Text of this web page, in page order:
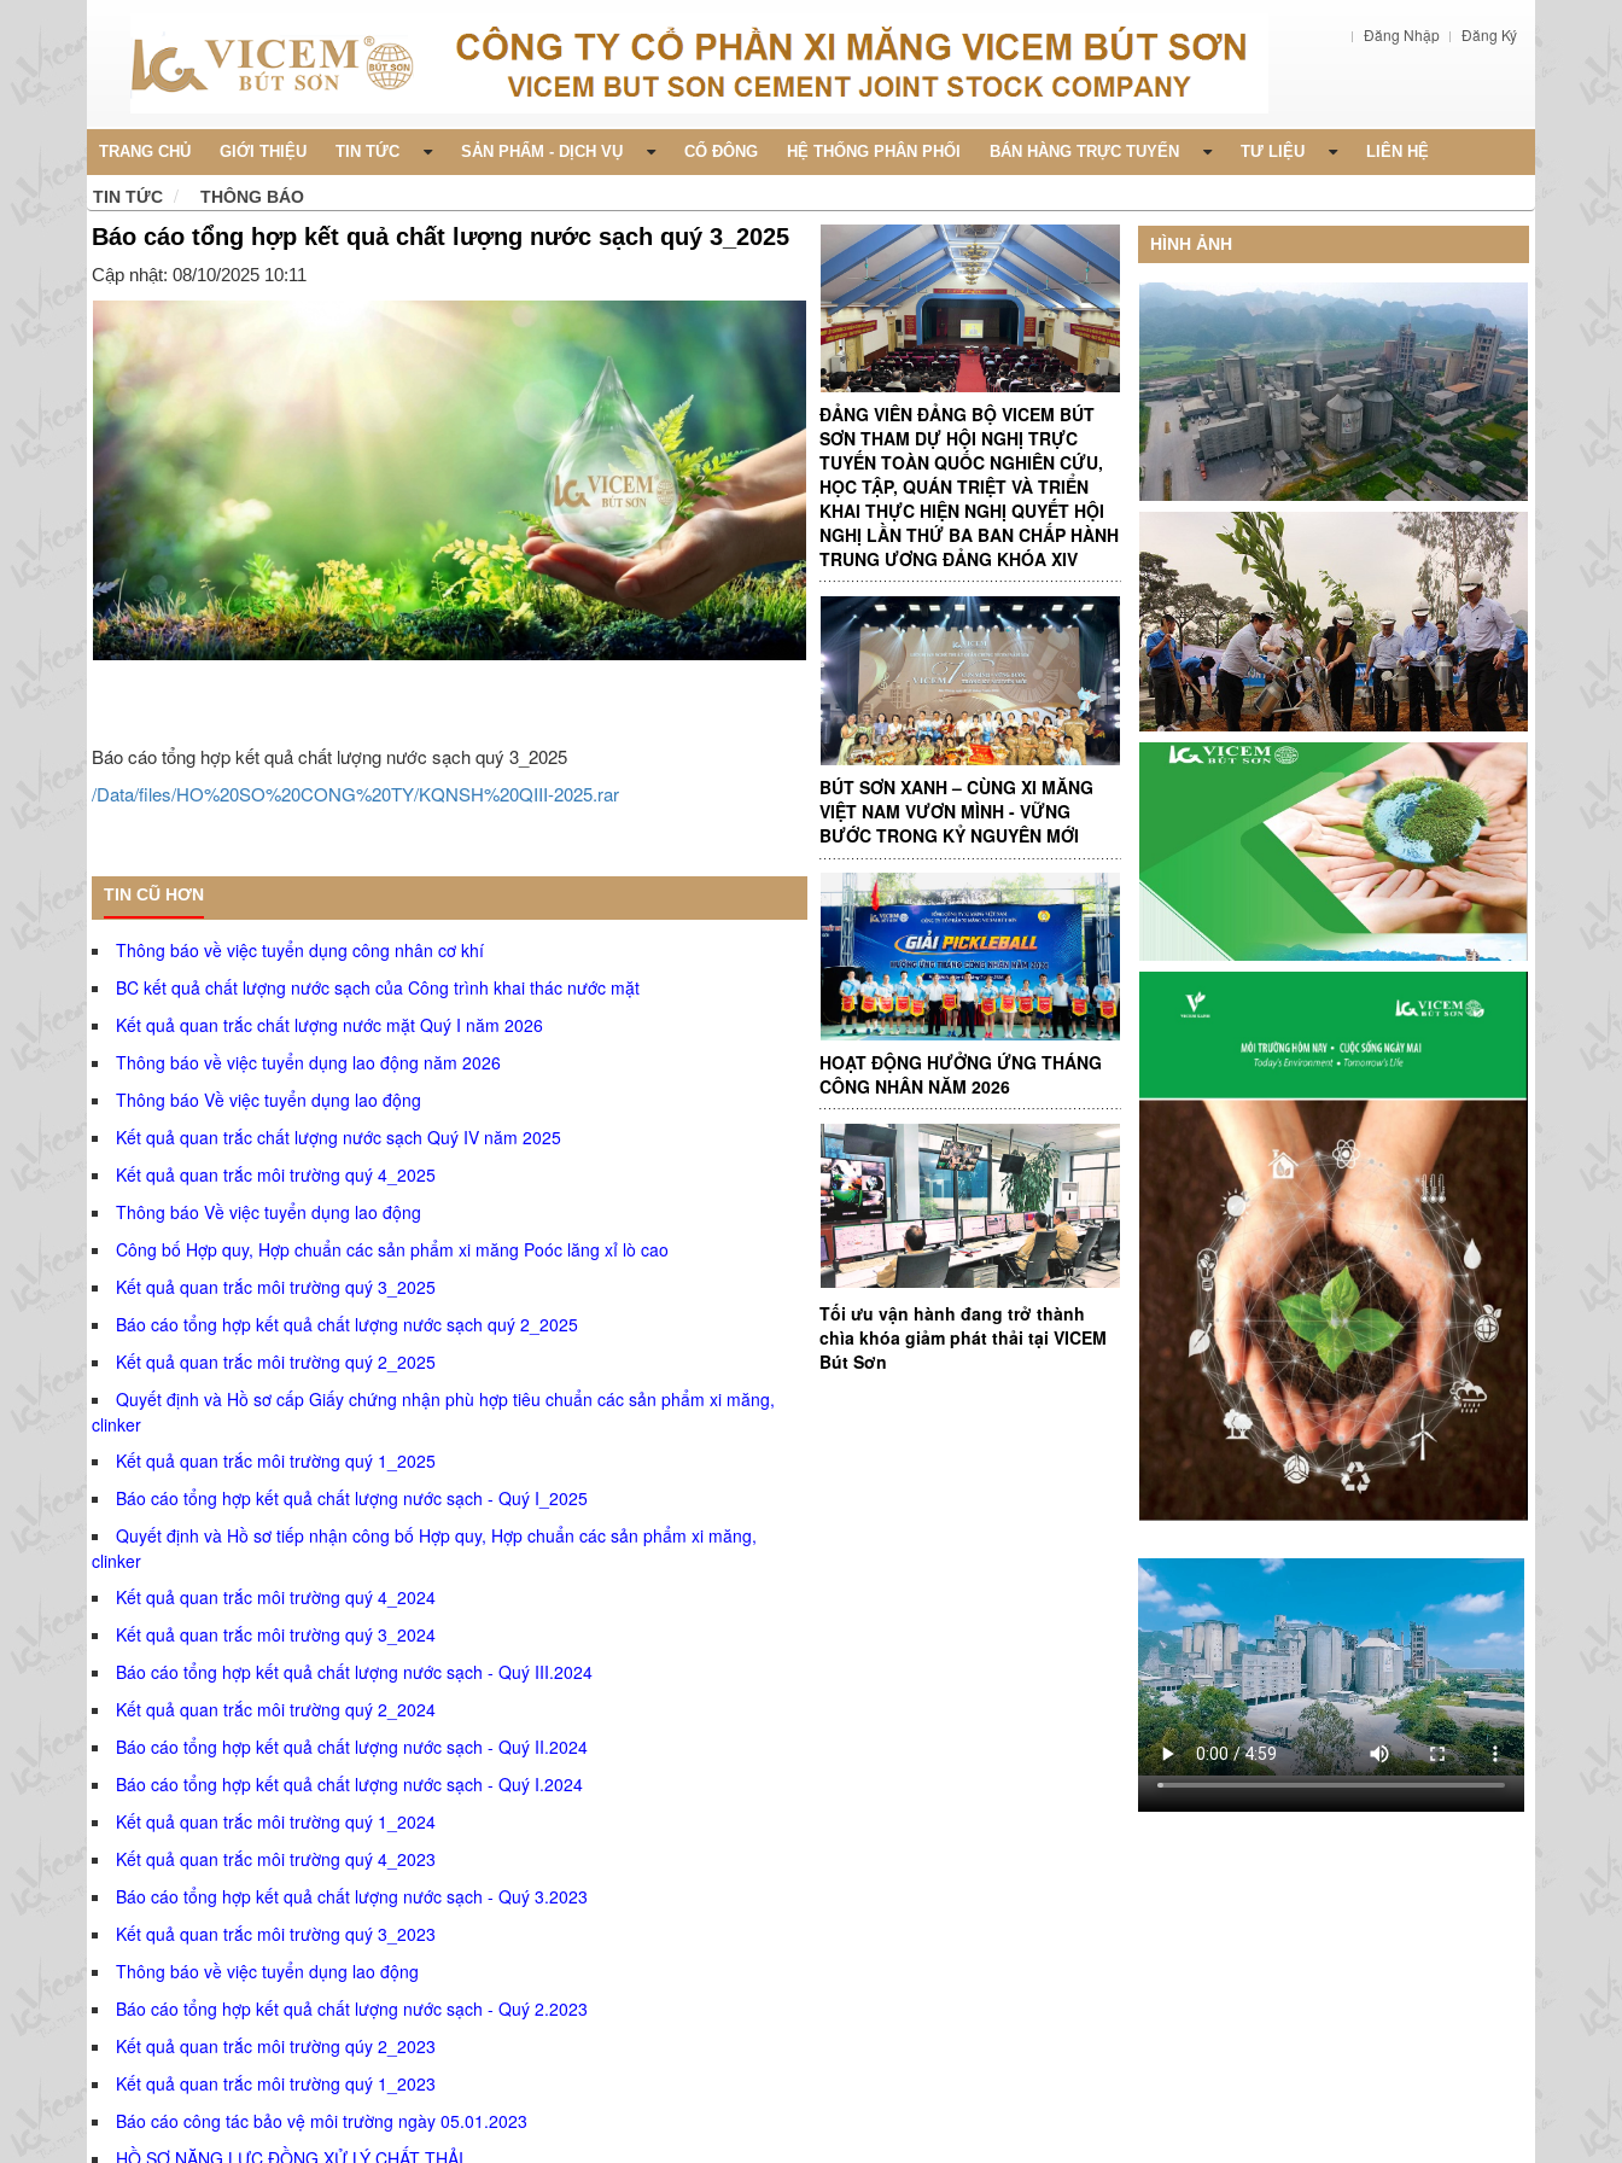
Đăng Nhập Đăng Ký
TRANG CHỦ GIỚI THIỆU TIN TỨC SẢN PHẨM - DỊCH VỤ CỔ ĐÔNG HỆ THỐNG PHÂN PHỐI BÁN HÀNG TRỰC TUYẾN TƯ LIỆU LIÊN HỆ
TIN TỨC THÔNG BÁO
Báo cáo tổng hợp kết quả chất lượng nước sạch quý 3_2025
Cập nhật: 08/10/2025 10:11
Báo cáo tổng hợp kết quả chất lượng nước sạch quý 3_2025
/Data/files/HO%20SO%20CONG%20TY/KQNSH%20QIII-2025.rar
TIN CŨ HƠN
Thông báo về việc tuyển dụng công nhân cơ khí
BC kết quả chất lượng nước sạch của Công trình khai thác nước mặt
Kết quả quan trắc chất lượng nước mặt Quý I năm 2026
Thông báo về việc tuyển dụng lao động năm 2026
Thông báo Về việc tuyển dụng lao động
Kết quả quan trắc chất lượng nước sạch Quý IV năm 2025
Kết quả quan trắc môi trường quý 4_2025
Thông báo Về việc tuyển dụng lao động
Công bố Hợp quy, Hợp chuẩn các sản phẩm xi măng Poóc lăng xỉ lò cao
Kết quả quan trắc môi trường quý 3_2025
Báo cáo tổng hợp kết quả chất lượng nước sạch quý 2_2025
Kết quả quan trắc môi trường quý 2_2025
Quyết định và Hồ sơ cấp Giấy chứng nhận phù hợp tiêu chuẩn các sản phẩm xi măng,
clinker
Kết quả quan trắc môi trường quý 1_2025
Báo cáo tổng hợp kết quả chất lượng nước sạch - Quý I_2025
Quyết định và Hồ sơ tiếp nhận công bố Hợp quy, Hợp chuẩn các sản phẩm xi măng,
clinker
Kết quả quan trắc môi trường quý 4_2024
Kết quả quan trắc môi trường quý 3_2024
Báo cáo tổng hợp kết quả chất lượng nước sạch - Quý III.2024
Kết quả quan trắc môi trường quý 2_2024
Báo cáo tổng hợp kết quả chất lượng nước sạch - Quý II.2024
Báo cáo tổng hợp kết quả chất lượng nước sạch - Quý I.2024
Kết quả quan trắc môi trường quý 1_2024
Kết quả quan trắc môi trường quý 4_2023
Báo cáo tổng hợp kết quả chất lượng nước sạch - Quý 3.2023
Kết quả quan trắc môi trường quý 3_2023
Thông báo về việc tuyển dụng lao động
Báo cáo tổng hợp kết quả chất lượng nước sạch - Quý 2.2023
Kết quả quan trắc môi trường qúy 2_2023
Kết quả quan trắc môi trường quý 1_2023
Báo cáo công tác bảo vệ môi trường ngày 05.01.2023
HỒ SƠ NĂNG LỰC ĐỒNG XỬ LÝ CHẤT THẢI
ĐẢNG VIÊN ĐẢNG BỘ VICEM BÚT
SƠN THAM DỰ HỘI NGHỊ TRỰC
TUYẾN TOÀN QUỐC NGHIÊN CỨU,
HỌC TẬP, QUÁN TRIỆT VÀ TRIỂN
KHAI THỰC HIỆN NGHỊ QUYẾT HỘI
NGHỊ LẦN THỨ BA BAN CHẤP HÀNH
TRUNG ƯƠNG ĐẢNG KHÓA XIV
BÚT SƠN XANH – CÙNG XI MĂNG
VIỆT NAM VƯƠN MÌNH - VỮNG
BƯỚC TRONG KỶ NGUYÊN MỚI
HOẠT ĐỘNG HƯỞNG ỨNG THÁNG
CÔNG NHÂN NĂM 2026
Tối ưu vận hành đang trở thành
chìa khóa giảm phát thải tại VICEM
Bút Sơn
HÌNH ẢNH